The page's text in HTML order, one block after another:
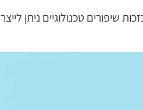
שיפורים טכנולוגיים ניתן לייצר